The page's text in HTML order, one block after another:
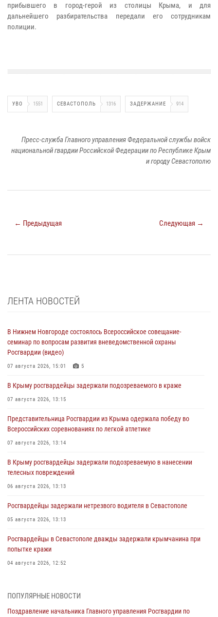
прибывшего в город-герой из столицы Крыма, и для
дальнейшего разбирательства передали его сотрудникам
полиции.
УВО 1551 СЕВАСТОПОЛЬ 1316 ЗАДЕРЖАНИЕ 914
Пресс-служба Главного управления Федеральной службы войск
национальной гвардии Российской Федерации по Республике Крым
и городу Севастополю
← Предыдущая Следующая →
ЛЕНТА НОВОСТЕЙ
В Нижнем Новгороде состоялось Всероссийское совещание-
семинар по вопросам развития вневедомственной охраны
Росгвардии (видео)
07 августа 2026, 15:01 5
В Крыму росгвардейцы задержали подозреваемого в краже
07 августа 2026, 13:15
Представительница Росгвардии из Крыма одержала победу во
Всероссийских соревнованиях по легкой атлетике
07 августа 2026, 13:14
В Крыму росгвардейцы задержали подозреваемую в нанесении
телесных повреждений
06 августа 2026, 13:13
Росгвардейцы задержали нетрезвого водителя в Севастополе
05 августа 2026, 13:13
Росгвардейцы в Севастополе дважды задержали крымчанина при
попытке кражи
04 августа 2026, 12:52
мужчину
ПОПУЛЯРНЫЕ НОВОСТИ
Поздравление начальника Главного управления Росгвардии по